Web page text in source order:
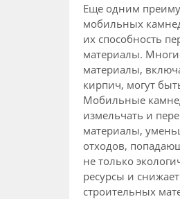
Еще одним
мобильных
их способность
материалы.
материалы,
кирпич, могут
Мобильные
измельчать и
материалы,
отходов,
не только
ресурсы и
строительных